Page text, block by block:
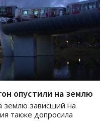
опустили на землю
землю зависший на
также допросила